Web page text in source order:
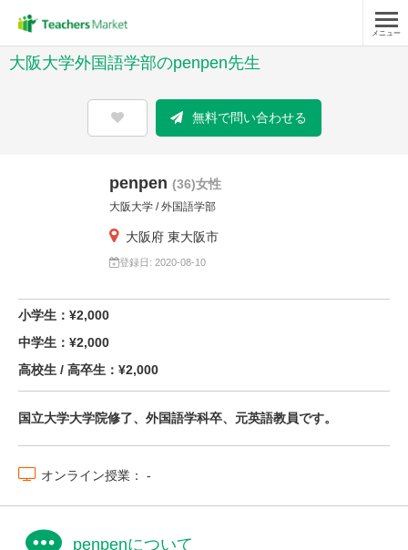
メニュー
大阪大学外国語学部のpenpen先生
無料で問い合わせる
penpen (36)女性
大阪大学 / 外国語学部
大阪府 東大阪市
登録日: 2020-08-10
小学生：¥2,000
中学生：¥2,000
高校生 / 高卒生：¥2,000
国立大学大学院修了、外国語学科卒、元英語教員です。
オンライン授業： -
penpenについて